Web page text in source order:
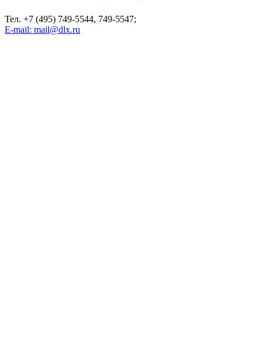
Тел. +7 (495) 749-5544, 749-5547;
E-mail: mail@dlx.ru